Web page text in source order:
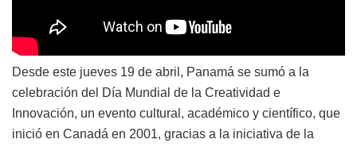
Desde este jueves 19 de abril, Panamá se sumó a la
celebración del Día Mundial de la Creatividad e
Innovación, un evento cultural, académico y científico, que
inició en Canadá en 2001, gracias a la iniciativa de la